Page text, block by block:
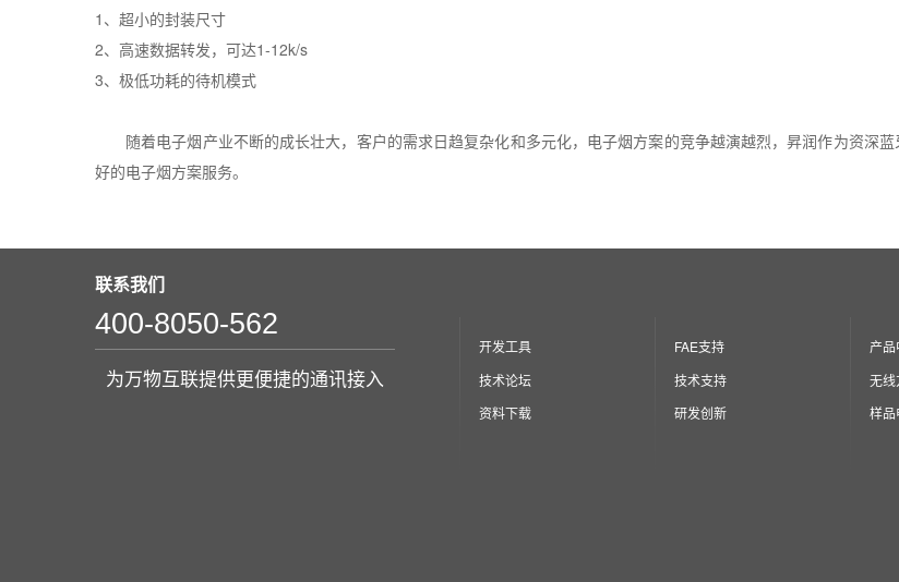
1 、超小的封装尺寸
2、高速数据转发，可达1-12k/s
3、极低功耗的待机模式
随着电子烟产业不断的成长壮大，客户的需求日趋复杂化和多元化，电子烟方案的竞争越演越烈，昇润作为资深
好的电子烟方案服务。
联系我们
400-8050-562
为万物互联提供更便捷的通讯接入
开发工具
技术论坛
资料下载
FAE支持
技术支持
研发创新
产
无
样